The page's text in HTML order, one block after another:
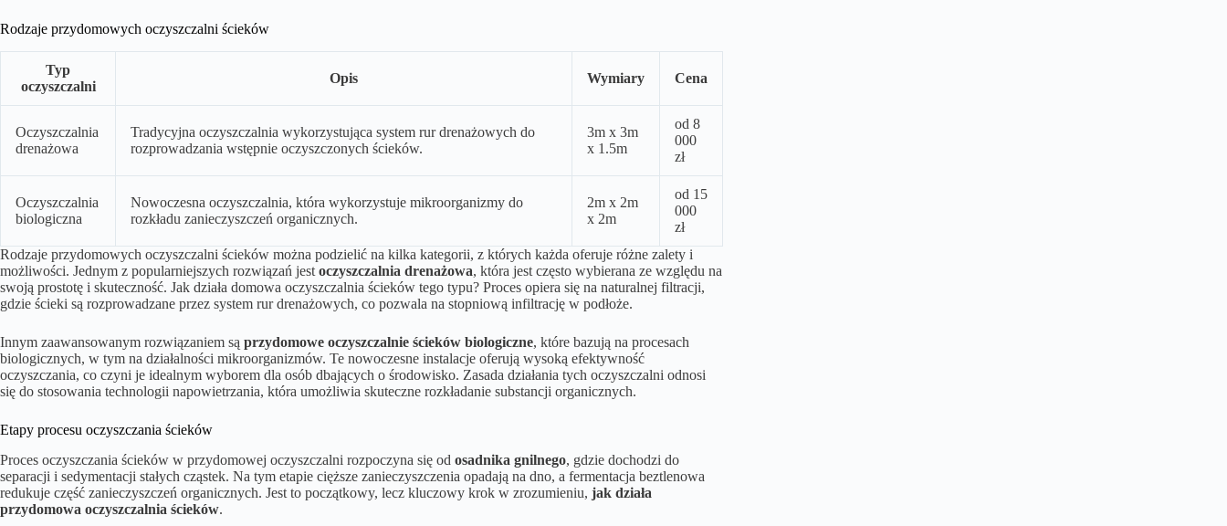
Rodzaje przydomowych oczyszczalni ścieków
Typ
oczyszczalni
Opis Wymiary Cena
Oczyszczalnia
drenażowa
Tradycyjna oczyszczalnia wykorzystująca system rur drenażowych do
rozprowadzania wstępnie oczyszczonych ścieków.
3m x 3m
x 1.5m
od 8
000
zł
Oczyszczalnia
biologiczna
Nowoczesna oczyszczalnia, która wykorzystuje mikroorganizmy do
rozkładu zanieczyszczeń organicznych.
2m x 2m
x 2m
od 15
000
zł
Rodzaje przydomowych oczyszczalni ścieków można podzielić na kilka kategorii, z których każda oferuje różne zalety i
możliwości. Jednym z popularniejszych rozwiązań jest oczyszczalnia drenażowa, która jest często wybierana ze względu na
swoją prostotę i skuteczność. Jak działa domowa oczyszczalnia ścieków tego typu? Proces opiera się na naturalnej filtracji,
gdzie ścieki są rozprowadzane przez system rur drenażowych, co pozwala na stopniową infiltrację w podłoże.
Innym zaawansowanym rozwiązaniem są przydomowe oczyszczalnie ścieków biologiczne, które bazują na procesach
biologicznych, w tym na działalności mikroorganizmów. Te nowoczesne instalacje oferują wysoką efektywność
oczyszczania, co czyni je idealnym wyborem dla osób dbających o środowisko. Zasada działania tych oczyszczalni odnosi
się do stosowania technologii napowietrzania, która umożliwia skuteczne rozkładanie substancji organicznych.
Etapy procesu oczyszczania ścieków
Proces oczyszczania ścieków w przydomowej oczyszczalni rozpoczyna się od osadnika gnilnego, gdzie dochodzi do
separacji i sedymentacji stałych cząstek. Na tym etapie cięższe zanieczyszczenia opadają na dno, a fermentacja beztlenowa
redukuje część zanieczyszczeń organicznych. Jest to początkowy, lecz kluczowy krok w zrozumieniu, jak działa
przydomowa oczyszczalnia ścieków.